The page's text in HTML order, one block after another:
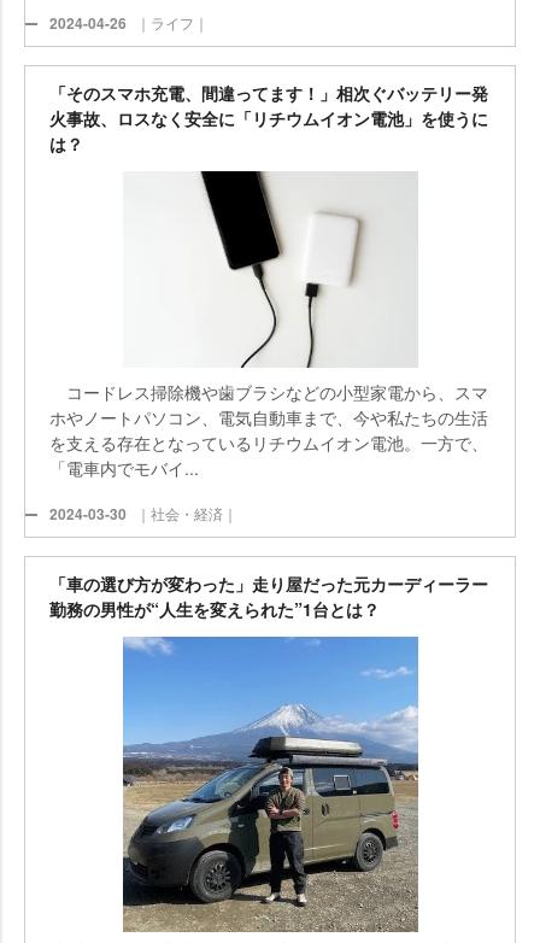
2024-04-26 ｜ライフ｜
「そのスマホ充電、間違ってます！」相次ぐバッテリー発
火事故、ロスなく安全に「リチウムイオン電池」を使うに
は？
コードレス掃除機や歯ブラシなどの小型家電から、スマ
ホやノートパソコン、電気自動車まで、今や私たちの生活
を支える存在となっているリチウムイオン電池。一方で、
「電車内でモバイ...
2024-03-30 ｜社会・経済｜
「車の選び方が変わった」走り屋だった元カーディーラー
勤務の男性が“人生を変えられた”1台とは？